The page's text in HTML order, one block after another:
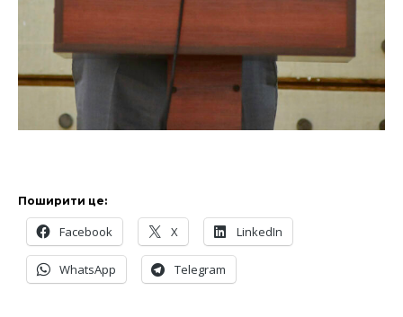
Поширити це:
Facebook X LinkedIn
WhatsApp Telegram